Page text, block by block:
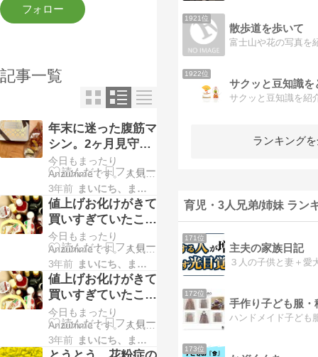
記事一覧
年末に迷った腹筋マ
シン。2ヶ月見守り
ましたが使わないの
で断捨離組になりま
した。
今日もまったり
Anzuhimeです。 人気ブ
ログランキングに 参加
中です。 ポチッとして
くださると順位が上が
り励みになります。 ↓ ↓
↓ ↓ ↓ ↓ 人気ブログラン
キングへにほんブログ
村 年末冷蔵庫掃除して
から1ヶ月半。 今の冷蔵
庫ですが・・・ 中のも
のを減らして 何が入
っ…
3年前 まいにち、まいにち。。。
値上げお化けがきて
買いすぎていたこと
が判明！ 整頓して
節約意識が少しだけ
高くなりました。再
今日もまったり
Anzuhimeです。 人気ブ
ログランキングに 参加
中です。 ポチッとして
くださると順位が上が
り励みになります。 ↓ ↓
↓ ↓ ↓ ↓ 人気ブログラン
キングへにほんブログ
村 年末に冷蔵庫の大掃
除して 賞味期限が切れ
3年前 まいにち、まいにち。。。
値上げお化けがきて
買いすぎていたこと
が判明！ 整頓して
節約意識が少しだけ
高くなりました。再
今日もまったり
Anzuhimeです。 人気ブ
ログランキングに 参加
中です。 ポチッとして
3年前 まいにち、まいにち。。。
1921位
散歩道を歩いて
1922位
サクッと豆知識を
サクッと豆知識を紹
ランキング
育児・3人兄弟/姉妹 ラン
171位
主夫の家族日記
３人の子供と妻＋愛
172位
173位